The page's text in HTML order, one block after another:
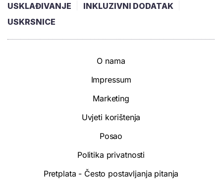
USKLAĐIVANJE
INKLUZIVNI DODATAK
USKRSNICE
O nama
Impressum
Marketing
Uvjeti korištenja
Posao
Politika privatnosti
Pretplata - Često postavljanja pitanja